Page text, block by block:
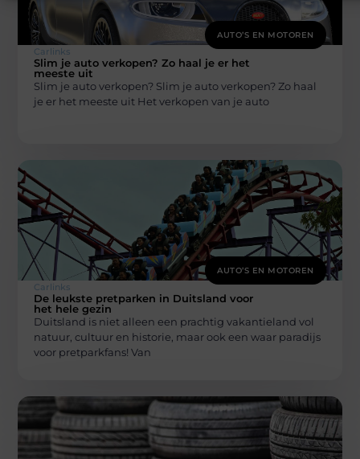
AUTO’S EN MOTOREN
Carlinks
Slim je auto verkopen? Zo haal je er het
meeste uit
Slim je auto verkopen? Slim je auto verkopen? Zo haal
je er het meeste uit Het verkopen van je auto
AUTO’S EN MOTOREN
Carlinks
De leukste pretparken in Duitsland voor
het hele gezin
Duitsland is niet alleen een prachtig vakantieland vol
natuur, cultuur en historie, maar ook een waar paradijs
voor pretparkfans! Van